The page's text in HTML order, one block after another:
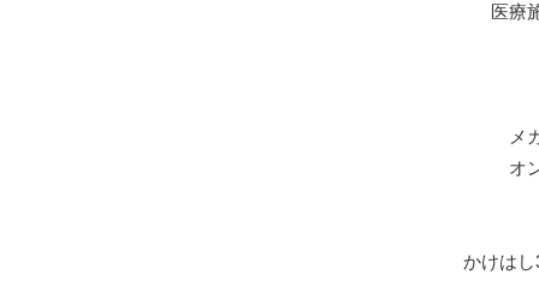
医療
メ
オ
かけは